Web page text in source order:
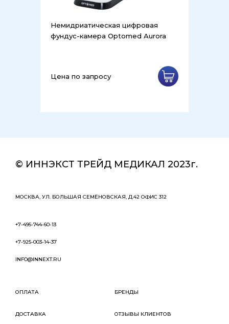
Немидриатическая цифровая
фундус-камера Optomed Aurora
Цена по запросу
© ИННЭКСТ ТРЕЙД МЕДИКАЛ 2023г.
МОСКВА, УЛ. БОЛЬШАЯ СЕМЁНОВСКАЯ, Д.42 ОФИС 312
+7-495-744-60-13
+7-925-003-14-37
INFO@INNEXT.RU
ОПЛАТА
ДОСТАВКА
БРЕНДЫ
ОТЗЫВЫ КЛИЕНТОВ